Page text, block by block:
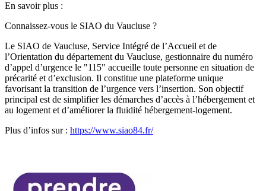
En savoir plus :
Connaissez-vous le SIAO du Vaucluse ?
Le SIAO de Vaucluse, Service Intégré de l’Accueil et de
l’Orientation du département du Vaucluse, gestionnaire du numéro
d’appel d’urgence le "115" accueille toute personne en situation de
précarité et d’exclusion. Il constitue une plateforme unique
favorisant la transition de l’urgence vers l’insertion. Son objectif
principal est de simplifier les démarches d’accès à l’hébergement et
au logement et d’améliorer la fluidité hébergement-logement.
Plus d’infos sur : https://www.siao84.fr/